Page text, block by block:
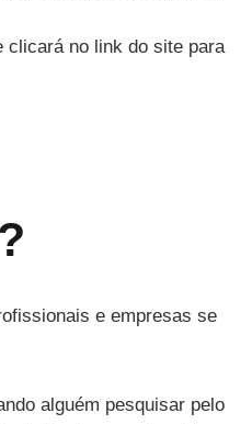
clicará no link do site para
e empresas se
alguém pesquisar pelo